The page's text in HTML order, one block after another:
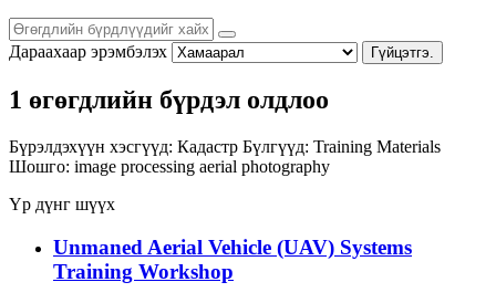
Дараахаар эрэмбэлэх Гүйцэтгэ.
1 өгөгдлийн бүрдэл олдлоо
Бүрэлдэхүүн хэсгүүд: Кадастр Бүлгүүд: Training Materials
Шошго: image processing aerial photography
Үр дүнг шүүх
Unmaned Aerial Vehicle (UAV) Systems
Training Workshop